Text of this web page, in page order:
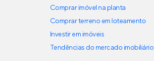
Comprar imóvel na planta
Comprar terreno em loteamento
Investir em imóveis
Tendências do mercado imobiliário